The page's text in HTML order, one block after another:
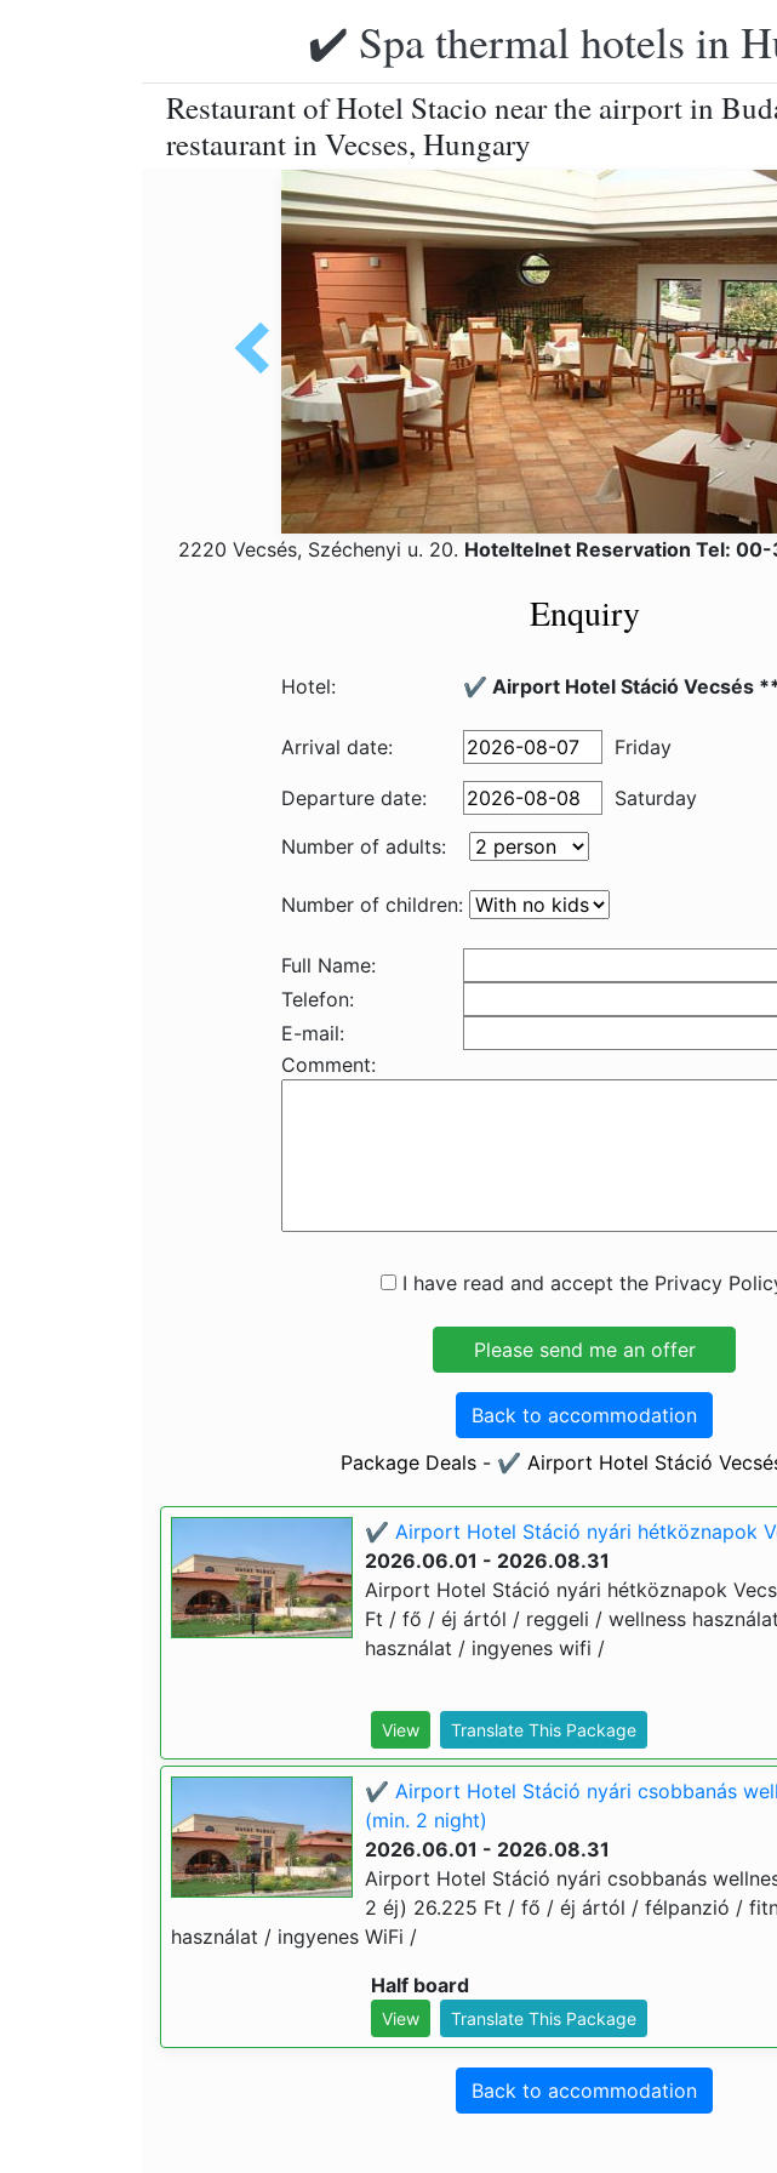
✔️ Spa thermal hotels in
Restaurant of Hotel Stacio near the airport in
restaurant in Vecses, Hungary
2220 Vecsés, Széchenyi u. 20. Hoteltelnet Reservation Tel:
Enquiry
Hotel: ✔️ Airport Hotel Stáció Vecsés
Arrival date: Friday
Departure date:
Saturday
Number of adults:
Number of children:
Full Name:
Telefon:
E-mail:
Comment:
I have read and accept the Privacy
Back to accommodation
Package Deals - ✔️ Airport Hotel Stáció
✔️ Airport Hotel Stáció nyári hétköznapok
2026.06.01 - 2026.08.31
Airport Hotel Stáció nyári hétköznapok
Ft / fő / éj ártól / reggeli / wellness
használat / ingyenes wifi /
View Translate This Package
✔️ Airport Hotel Stáció nyári csobbanás
(min. 2 night)
2026.06.01 - 2026.08.31
Airport Hotel Stáció nyári csobbanás
2 éj) 26.225 Ft / fő / éj ártól / félpanzió /
használat / ingyenes WiFi /
Half board
View Translate This Package
Back to accommodation